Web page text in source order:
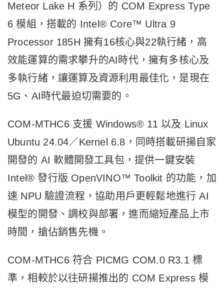
Meteor Lake H 系列）的 COM Express Type
6 模組，搭載的 Intel® Core™ Ultra 9
Processor 185H 擁有16核心與22執行緒，高
效能運算的需求攀升的AI時代，擁有多核心及
多執行緒，讓運算及資源利用最佳化，是現在
5G、AI時代最迫切需要的。
COM-MTHC6 支援 Windows® 11 以及 Linux
Ubuntu 24.04／Kernel 6.8，同時搭載研揚自家
開發的 AI 軟體開發工具包，提供一鍵安裝
Intel® 發行版 OpenVINO™ Toolkit 的功能，加
速 NPU 驗證流程，協助用戶更輕鬆地進行 AI
模型的開發、調校與部署，進而縮短產品上市
時間，搶佔銷售先機。
COM-MTHC6 符合 PICMG COM.0 R3.1 標
準，相較於以往研揚推出的 COM Express 模